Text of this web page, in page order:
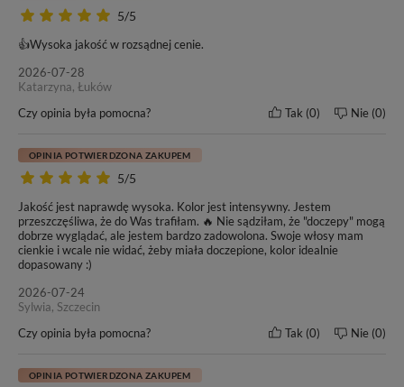
40 cm
Metoda zakładania
Invisible Tape On
4 cm x 0,8 cm
Kolor włosów
#26 - Złoty Blond
Żywotność włosów
10-20 mc.
Gwarancja produktu
6 mc.
5/5
👍️Wysoka jakość w rozsądnej cenie.
2026-07-28
Katarzyna, Łuków
Czy opinia była pomocna?
Tak 0 Nie 0
5/5
OPINIA POTWIERDZONA ZAKUPEM
Jakość jest naprawdę wysoka. Kolor jest intensywny. Jestem
przeszczęśliwa, że do Was trafiłam. 🔥 Nie sądziłam, że "doczepy" mogą
dobrze wyglądać, ale jestem bardzo zadowolona. Swoje włosy mam
cienkie i wcale nie widać, żeby miała doczepione, kolor idealnie
dopasowany :)
2026-07-24
Sylwia, Szczecin
Czy opinia była pomocna?
Tak 0 Nie 0
OPINIA POTWIERDZONA ZAKUPEM